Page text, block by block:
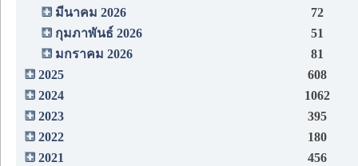
มีนาคม 2026
72
กุมภาพันธ์ 2026
51
มกราคม 2026
81
2025
608
2024
1062
2023
395
2022
180
2021
456